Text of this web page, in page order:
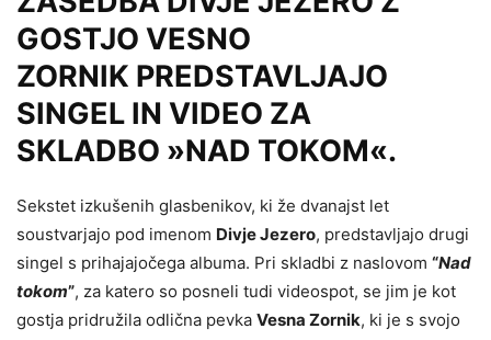
GOSTJO VESNO
ZORNIK PREDSTAVLJAJO
SINGEL IN VIDEO ZA
SKLADBO »NAD TOKOM«.
Sekstet izkušenih glasbenikov, ki že dvanajst let
soustvarjajo pod imenom Divje Jezero, predstavljajo drugi
singel s prihajajočega albuma. Pri skladbi z naslovom “Nad
tokom”, za katero so posneli tudi videospot, se jim je kot
gostja pridružila odlična pevka Vesna Zornik, ki je s svojo